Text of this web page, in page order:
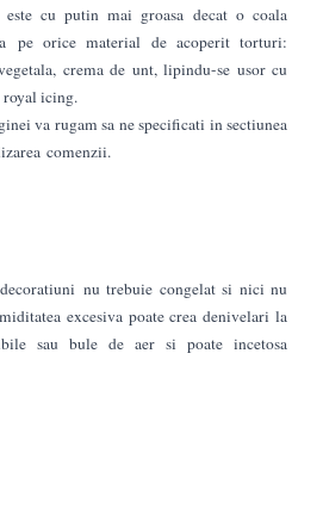
cu putin mai groasa decat o coala
pe orice material de acoperit torturi:
crema de unt, lipindu-se usor cu
icing.
va rugam sa ne specificati in sectiunea
comenzii.
nu trebuie congelat si nici nu
excesiva poate crea denivelari la
sau bule de aer si poate incetosa